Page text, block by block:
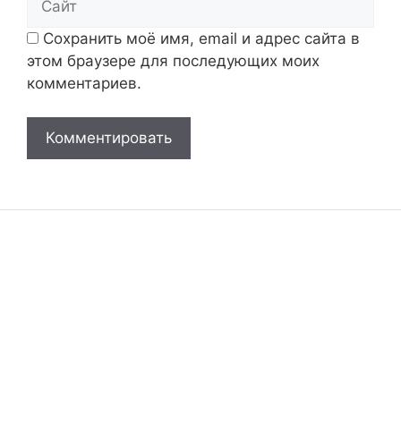
Сохранить моё имя, email и адрес сайта в
этом браузере для последующих моих
комментариев.